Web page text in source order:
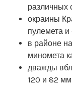
различных
окраины
пулемета и
в районе
миномета
дважды
120 и 82